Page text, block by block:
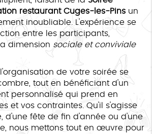
restaurant Cuges-les-Pins un
inoubliable. L'expérience se
entre les participants,
dimension sociale et conviviale
l'organisation de votre soirée se
tout en bénéficiant d'un
personnalisé qui prend en
et vos contraintes. Qu'il s'agisse
d'une fête de fin d'année ou d'une
nous mettons tout en œuvre pour